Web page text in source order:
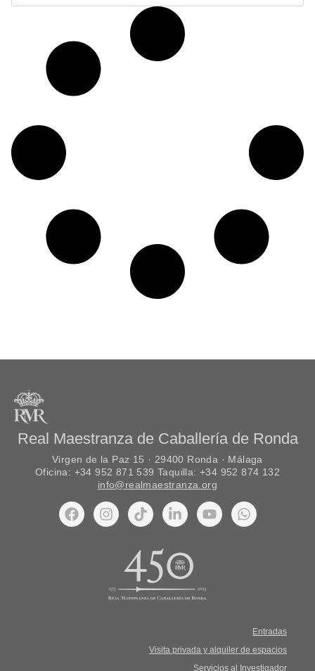
Real Maestranza de Caballería de Ronda
Virgen de la Paz 15 · 29400 Ronda · Málaga
Oficina: +34 952 871 539 Taquilla: +34 952 874 132
info@realmaestranza.org
Entradas
Visita privada y alquiler de espacios
Servicios al Investigador